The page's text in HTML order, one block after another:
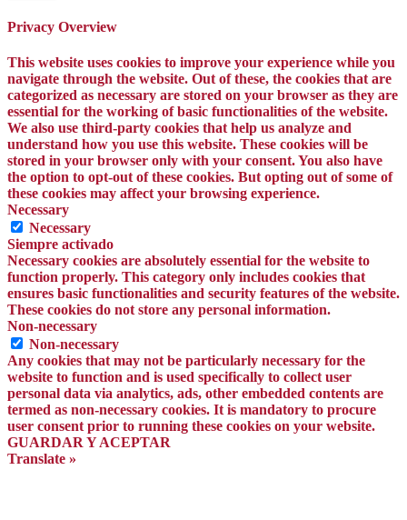
Privacy Overview
This website uses cookies to improve your experience while you
navigate through the website. Out of these, the cookies that are
categorized as necessary are stored on your browser as they are
essential for the working of basic functionalities of the website.
We also use third-party cookies that help us analyze and
understand how you use this website. These cookies will be
stored in your browser only with your consent. You also have
the option to opt-out of these cookies. But opting out of some of
these cookies may affect your browsing experience.
Necessary
Necessary
Siempre activado
Necessary cookies are absolutely essential for the website to
function properly. This category only includes cookies that
ensures basic functionalities and security features of the website.
These cookies do not store any personal information.
Non-necessary
Non-necessary
Any cookies that may not be particularly necessary for the
website to function and is used specifically to collect user
personal data via analytics, ads, other embedded contents are
termed as non-necessary cookies. It is mandatory to procure
user consent prior to running these cookies on your website.
GUARDAR Y ACEPTAR
Translate »